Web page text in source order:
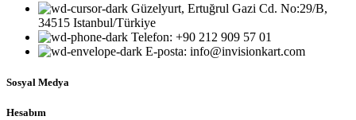
Güzelyurt, Ertuğrul Gazi Cd. No:29/B,
34515 Istanbul/Türkiye
Telefon: +90 212 909 57 01
E-posta: info@invisionkart.com
Sosyal Medya
Hesabım